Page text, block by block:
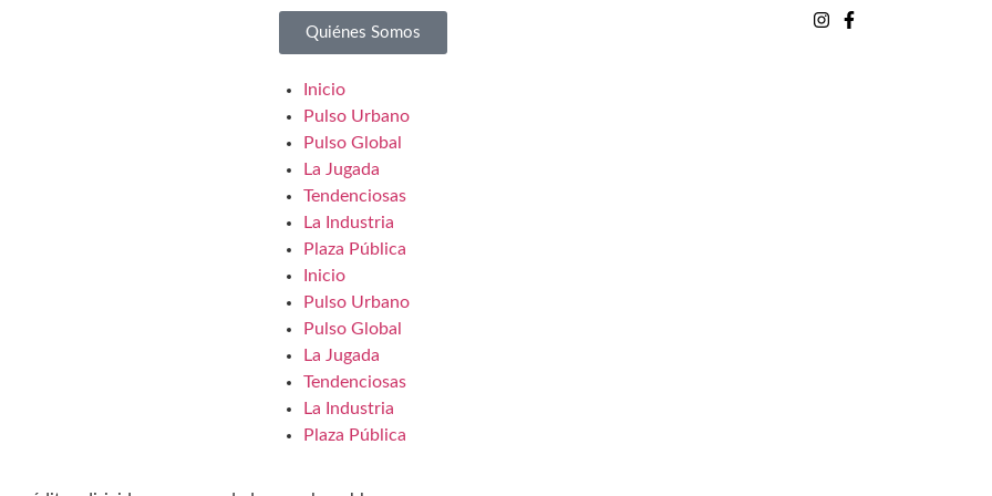
Quiénes Somos
Inicio
Pulso Urbano
Pulso Global
La Jugada
Tendenciosas
La Industria
Plaza Pública
Inicio
Pulso Urbano
Pulso Global
La Jugada
Tendenciosas
La Industria
Plaza Pública